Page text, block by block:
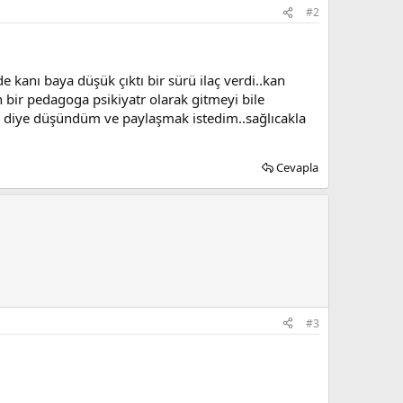
#2
kanı baya düşük çıktı bir sürü ilaç verdi..kan
bir pedagoga psikiyatr olarak gitmeyi bile
düşündüm ve paylaşmak istedim..sağlıcakla
Cevapla
#3